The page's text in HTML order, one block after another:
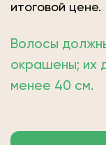
итоговой цене.
Волосы
окрашены; их
менее 40 см.